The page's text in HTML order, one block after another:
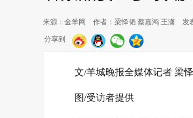
来源：金羊网 作者：梁怿韬 蔡嘉鸿 王潇 发
分享到
文/羊城晚报全媒体记者 梁
图/受访者提供